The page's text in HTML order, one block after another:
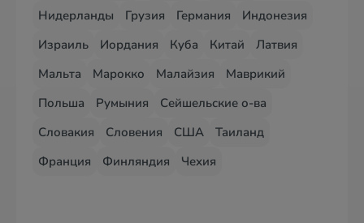
Нидерланды
Грузия Германия
Индонезия
Израиль
Иордания Куба Китай
Латвия
Мальта
Марокко Малайзия
Маврикий
Польша
Румыния
Сейшельские о-ва
Словакия
Словения США
Таиланд
Франция
Финляндия Чехия